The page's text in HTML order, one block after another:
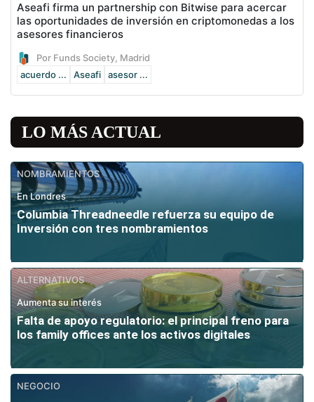
Aseafi firma un partnership con Bitwise para acercar
las oportunidades de inversión en criptomonedas a los
asesores financieros
Por Funds Society, Madrid
acuerdo ...
Aseafi asesor ...
LO MÁS ACTUAL
NOMBRAMIENTOS
En Londres
Columbia Threadneedle refuerza su equipo de
Inversión con tres nombramientos
ALTERNATIVOS
Aumenta su interés
Falta de apoyo regulatorio: el principal freno para
los family offices ante los activos digitales
NEGOCIO